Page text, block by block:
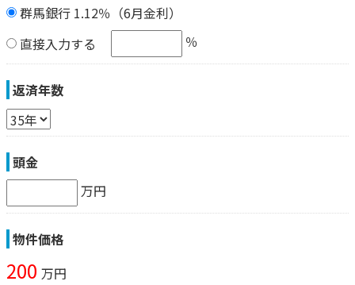
群馬銀行 1.12％（6月金利）
直接入力する
％
返済年数
頭金
万円
物件価格
200 万円